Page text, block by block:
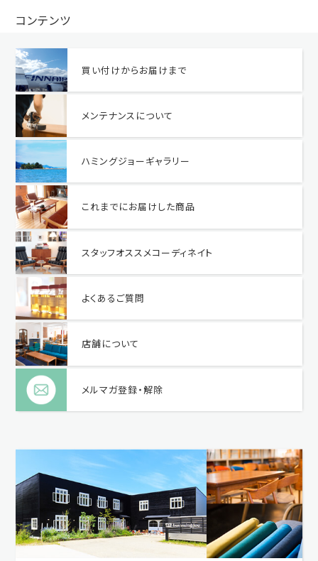
コンテンツ
買い付けからお届けまで
メンテナンスについて
ハミングジョーギャラリー
これまでにお届けした商品
スタッフオススメコーディネイト
よくあるご質問
店舗について
メルマガ登録・解除